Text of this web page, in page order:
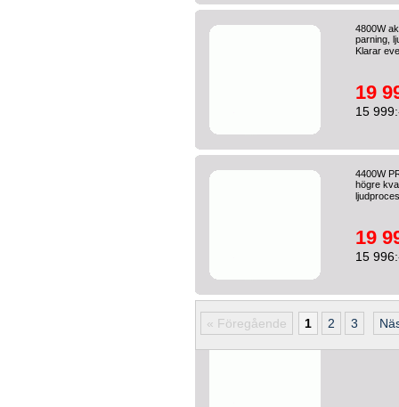
4800W
parning,
Klarar
19
15
4400W
högre
19
15
« Föregående 1 2 3